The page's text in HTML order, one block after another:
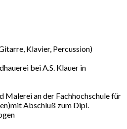
Klavier, Percussion)
bei A.S. Klauer in
Malerei an der Fachhochschule für
Abschluß zum Dipl.